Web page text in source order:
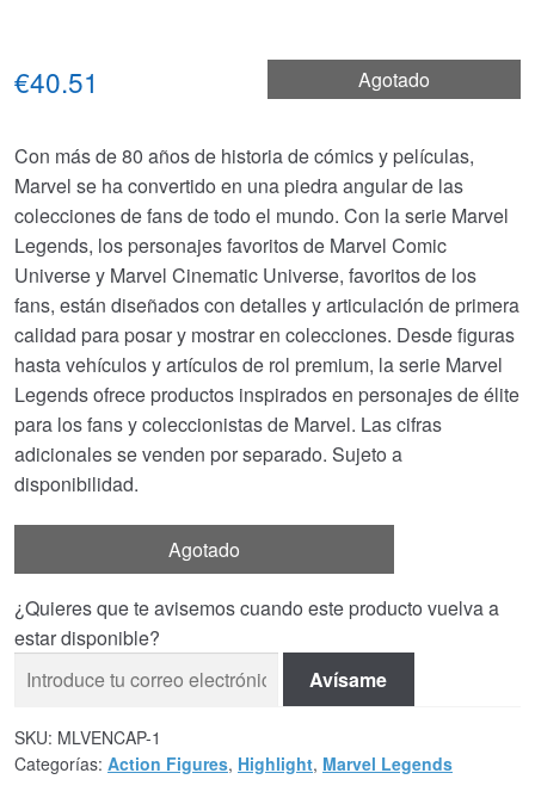
Agotado
€40.51
Con más de 80 años de historia de cómics y películas,
Marvel se ha convertido en una piedra angular de las
colecciones de fans de todo el mundo. Con la serie Marvel
Legends, los personajes favoritos de Marvel Comic
Universe y Marvel Cinematic Universe, favoritos de los
fans, están diseñados con detalles y articulación de primera
calidad para posar y mostrar en colecciones. Desde figuras
hasta vehículos y artículos de rol premium, la serie Marvel
Legends ofrece productos inspirados en personajes de élite
para los fans y coleccionistas de Marvel. Las cifras
adicionales se venden por separado. Sujeto a
disponibilidad.
Agotado
¿Quieres que te avisemos cuando este producto vuelva a
estar disponible?
Avísame
SKU: MLVENCAP-1
Categorías: Action Figures, Highlight, Marvel Legends